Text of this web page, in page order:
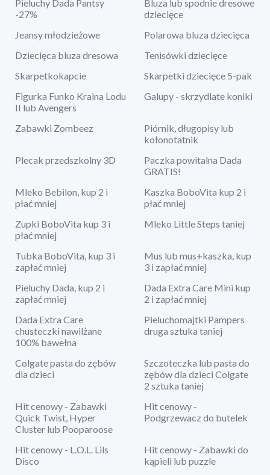
Pieluchy Dada Pantsy
-27%
Bluza lub spodnie dresowe
dziecięce
Jeansy młodzieżowe
Polarowa bluza dziecięca
Dziecięca bluza dresowa
Tenisówki dziecięce
Skarpetkokapcie
Skarpetki dziecięce 5-pak
Figurka Funko Kraina Lodu
II lub Avengers
Galupy - skrzydlate koniki
Zabawki Zombeez
Piórnik, długopisy lub
kołonotatnik
Plecak przedszkolny 3D
Paczka powitalna Dada
GRATIS!
Mleko Bebilon, kup 2 i
płać mniej
Kaszka BoboVita kup 2 i
płać mniej
Zupki BoboVita kup 3 i
płać mniej
Mleko Little Steps taniej
Tubka BoboVita, kup 3 i
zapłać mniej
Mus lub mus+kaszka, kup
3 i zapłać mniej
Pieluchy Dada, kup 2 i
zapłać mniej
Dada Extra Care Mini kup
2 i zapłać mniej
Dada Extra Care
chusteczki nawilżane
100% bawełna
Pieluchomajtki Pampers
druga sztuka taniej
Colgate pasta do zębów
dla dzieci
Szczoteczka lub pasta do
zębów dla dzieci Colgate
2 sztuka taniej
Hit cenowy - Zabawki
Quick Twist, Hyper
Cluster lub Pooparoose
Hit cenowy -
Podgrzewacz do butelek
Hit cenowy - L.O.L. Lils
Disco
Hit cenowy - Zabawki do
kąpieli lub puzzle